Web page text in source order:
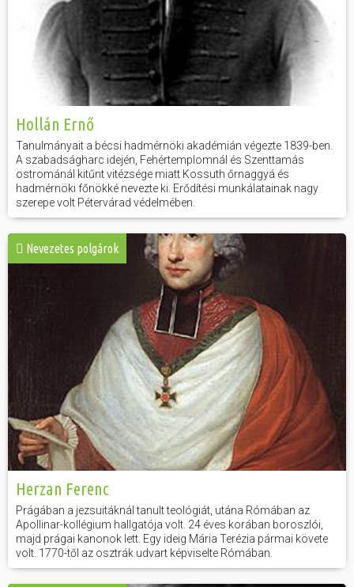
Hollán Ernő
Tanulmányait a bécsi hadmérnöki akadémián végezte 1839-ben.
A szabadságharc idején, Fehértemplomnál és Szenttamás
ostrománál kitűnt vitézsége miatt Kossuth őrnaggyá és
hadmérnöki főnökké nevezte ki. Erődítési munkálatainak nagy
szerepe volt Pétervárad védelmében.
Nevezetes polgárok
Herzan Ferenc
Prágában a jezsuitáknál tanult teológiát, utána Rómában az
Apollinar-kollégium hallgatója volt. 24 éves korában boroszlói,
majd prágai kanonok lett. Egy ideig Mária Terézia pármai követe
volt. 1770-től az osztrák udvart képviselte Rómában.